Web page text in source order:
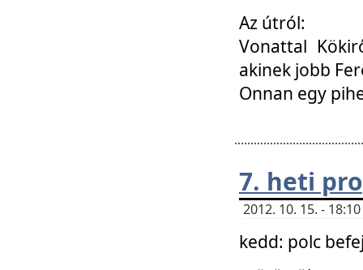
Az útról:
Vonattal
akinek jobb
Onnan egy
7. heti
2012. 10. 15. -
kedd: polc